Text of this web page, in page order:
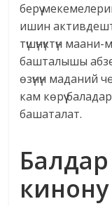
берүү
ишин
түшүнүктүн
башталышы
өзүнүн маданий
кам көрүү
башаталат.